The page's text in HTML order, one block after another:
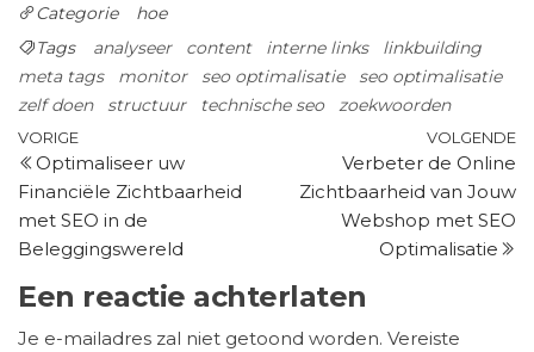
Categorie
hoe
Tags
analyseer content interne links
linkbuilding
meta tags
monitor seo optimalisatie
seo optimalisatie
zelf doen
structuur technische seo zoekwoorden
Berichtnavigatie
Vorig
bericht
VORIGE
Optimaliseer uw
Financiële Zichtbaarheid
met SEO in de
Beleggingswereld
VOLGENDE
Verbeter de Online
Zichtbaarheid van Jouw
Webshop met SEO
Optimalisatie
Een reactie achterlaten
Je e-mailadres zal niet getoond worden. Vereiste